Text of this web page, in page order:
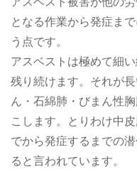
となる作業から発症ま
う点です。
アスベストは極めて細
残り続けます。それが
ん・石綿肺・びまん性
こします。とりわけ中
でから発症するまでの
ると言われています。